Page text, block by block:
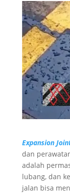
Expansion
dan
adalah
lubang, dan
jalan bisa